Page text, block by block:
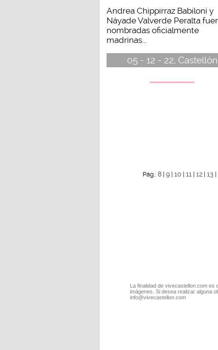
Andrea Chippirraz Babiloni y
Náyade Valverde Peralta
nombradas oficialmente
madrinas...
05 - 12 - 22, Castellón
Pág.: 8| 9| 10 11| 12| 13
La finalidad de vivecastellon.com
imágenes. Si desea realizar alguna
info@vivecastellon.com